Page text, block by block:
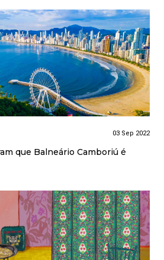
03 Sep 2022
que Balneário Camboriú é